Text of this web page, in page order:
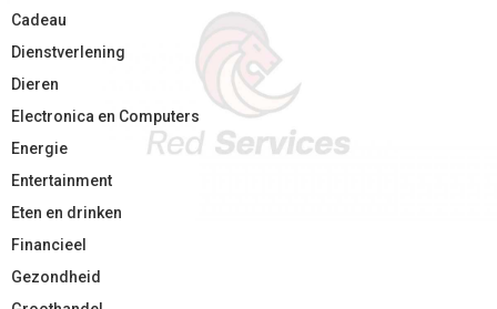
Cadeau
Dienstverlening
Dieren
Electronica en Computers
Energie
Entertainment
Eten en drinken
Financieel
Gezondheid